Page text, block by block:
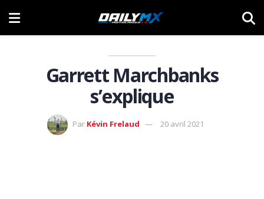
Garrett Marchbanks
s’explique
Par Kévin Frelaud 20 avril 2021